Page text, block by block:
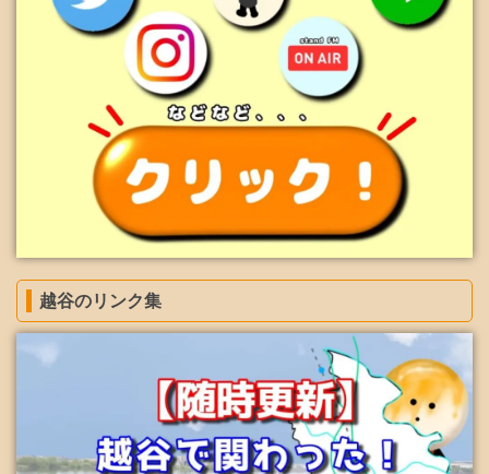
越谷のリンク集